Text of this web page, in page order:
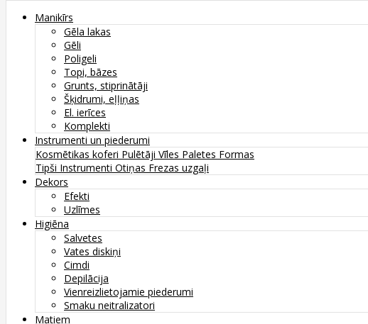
Manikīrs
Gēla lakas
Gēli
Poligeli
Topi, bāzes
Grunts, stiprinātāji
Šķidrumi, eļļiņas
El. ierīces
Komplekti
Instrumenti un piederumi
Kosmētikas koferi Pulētāji Vīles Paletes Formas
Tipši Instrumenti Otiņas Frezas uzgaļi
Dekors
Efekti
Uzlīmes
Higiēna
Salvetes
Vates diskiņi
Cimdi
Depilācija
Vienreizlietojamie piederumi
Smaku neitralizatori
Matiem